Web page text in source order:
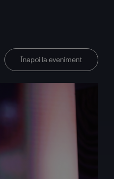
Înapoi la eveniment